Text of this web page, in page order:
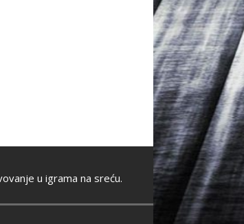
u igrama na sreću.